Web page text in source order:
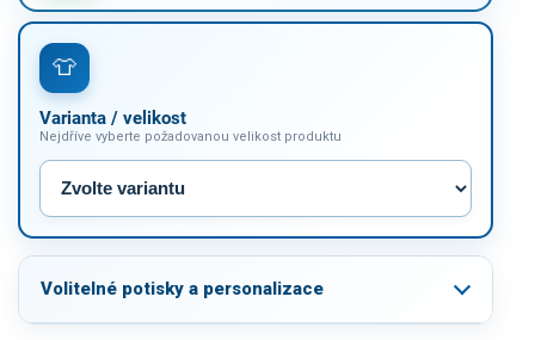
Varianta / velikost
Nejdříve vyberte požadovanou velikost produktu
Volitelné potisky a personalizace